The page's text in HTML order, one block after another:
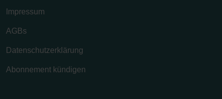
Impressum
AGBs
Datenschutzerklärung
Abonnement kündigen